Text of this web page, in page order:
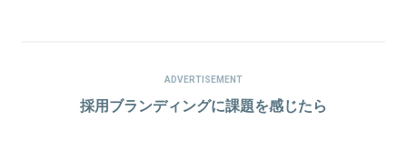
ADVERTISEMENT
採用ブランディングに課題を感じたら